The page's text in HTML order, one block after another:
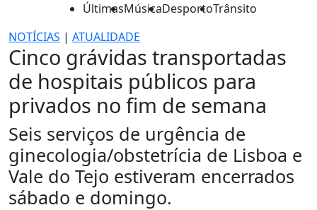
ÚltimasMúsicaDesportoTrânsito
NOTÍCIAS | ATUALIDADE
Cinco grávidas transportadas
de hospitais públicos para
privados no fim de semana
Seis serviços de urgência de
ginecologia/obstetrícia de Lisboa e
Vale do Tejo estiveram encerrados
sábado e domingo.